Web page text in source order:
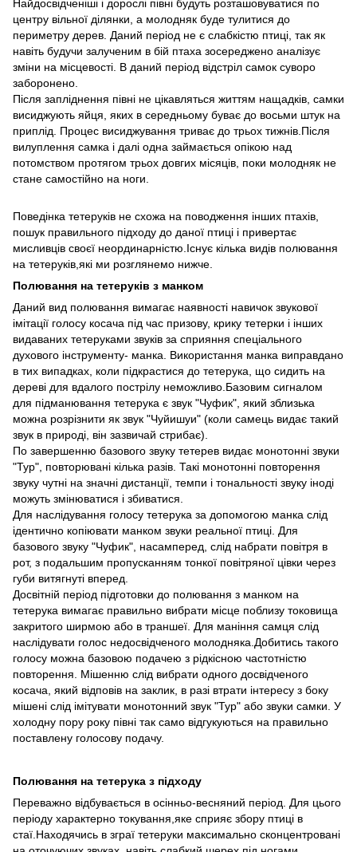
Найдосвідченіші і дорослі півні будуть розташовуватися по
центру вільної ділянки, а молодняк буде тулитися до
периметру дерев. Даний період не є слабкістю птиці, так як
навіть будучи залученим в бій птаха зосереджено аналізує
зміни на місцевості. В даний період відстріл самок суворо
заборонено.
Після запліднення півні не цікавляться життям нащадків, самки
висиджують яйця, яких в середньому буває до восьми штук на
приплід. Процес висиджування триває до трьох тижнів.Після
вилуплення самка і далі одна займається опікою над
потомством протягом трьох довгих місяців, поки молодняк не
стане самостійно на ноги.
Поведінка тетеруків не схожа на поводження інших птахів,
пошук правильного підходу до даної птиці і привертає
мисливців своєї неординарністю.Існує кілька видів полювання
на тетеруків,які ми розглянемо нижче.
Полювання на тетеруків з манком
Даний вид полювання вимагає наявності навичок звукової
імітації голосу косача під час призову, крику тетерки і інших
видаваних тетеруками звуків за сприяння спеціального
духового інструменту- манка. Використання манка виправдано
в тих випадках, коли підкрастися до тетерука, що сидить на
дереві для вдалого пострілу неможливо.Базовим сигналом
для підманювання тетерука є звук "Чуфик", який зблизька
можна розрізнити як звук "Чуйишуи" (коли самець видає такий
звук в природі, він зазвичай стрибає).
По завершенню базового звуку тетерев видає монотонні звуки
"Тур", повторювані кілька разів. Такі монотонні повторення
звуку чутні на значні дистанції, темпи і тональності звуку іноді
можуть змінюватися і збиватися.
Для наслідування голосу тетерука за допомогою манка слід
ідентично копіювати манком звуки реальної птиці. Для
базового звуку "Чуфик", насамперед, слід набрати повітря в
рот, з подальшим пропусканням тонкої повітряної цівки через
губи витягнуті вперед.
Досвітній період підготовки до полювання з манком на
тетерука вимагає правильно вибрати місце поблизу токовища
закритого ширмою або в траншеї. Для маніння самця слід
наслідувати голос недосвідченого молодняка.Добитись такого
голосу можна базовою подачею з рідкісною частотністю
повторення. Мішенню слід вибрати одного досвідченого
косача, який відповів на заклик, в разі втрати інтересу з боку
мішені слід імітувати монотонний звук "Тур" або звуки самки. У
холодну пору року півні так само відгукуються на правильно
поставлену голосову подачу.
Полювання на тетерука з підходу
Переважно відбувається в осінньо-весняний період. Для цього
періоду характерно токування,яке сприяє збору птиці в
стаї.Находячись в зграї тетеруки максимально сконцентровані